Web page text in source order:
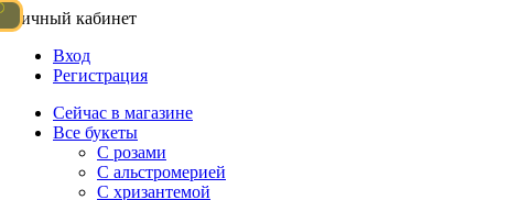
Личный кабинет
Вход
Регистрация
Сейчас в магазине
Все букеты
C розами
С альстромерией
С хризантемой